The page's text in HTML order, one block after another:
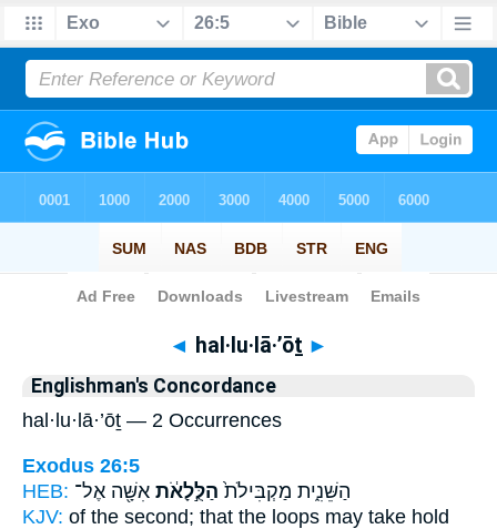
Bible> Strong's > Hebrew
◄ hal·lu·lā·’ōṯ ►
Englishman's Concordance
hal·lu·lā·’ōṯ — 2 Occurrences
Exodus 26:5
HEB:
הַשֵּׁנִ֑ית מַקְבִּילֹת֙ הַלֻּ֣לָאֹ֔ת אִשָּׁ֖ה אֶל־
KJV: of the second; that the loops may take hold